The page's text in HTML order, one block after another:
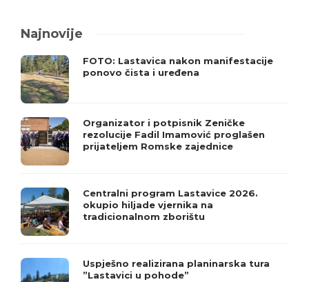
Najnovije
FOTO: Lastavica nakon manifestacije
ponovo čista i uređena
Organizator i potpisnik Zeničke
rezolucije Fadil Imamović proglašen
prijateljem Romske zajednice
Centralni program Lastavice 2026.
okupio hiljade vjernika na
tradicionalnom zborištu
Uspješno realizirana planinarska tura
”Lastavici u pohode”